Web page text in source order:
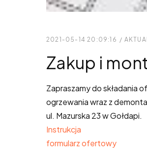
2021-05-14 20:09:16 /
Zakup i
Zapraszamy do składania
ogrzewania wraz z
ul. Mazurska 23 w Gołdapi.
Instrukcja
formularz ofertowy